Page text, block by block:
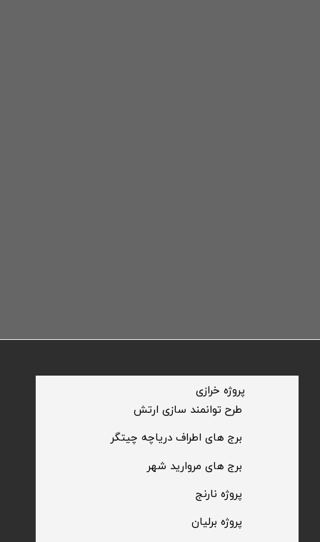
​طرح توانمند سازی ارتش
​پروژه خرازی
پروژه برلیان
​پروژه نارنج
​برج های اطراف دریاچه چیتگر
​برج های مروارید شهر